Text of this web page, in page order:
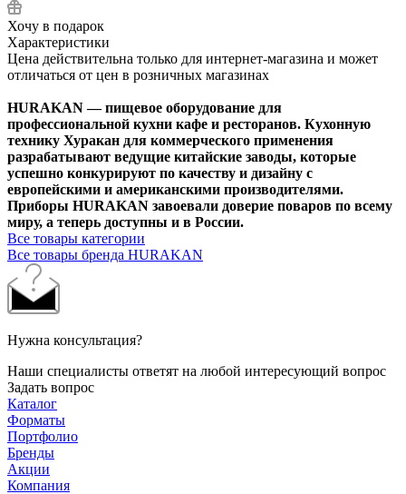
Хочу в подарок
Характеристики
Цена действительна только для интернет-магазина и может
отличаться от цен в розничных магазинах
HURAKAN — пищевое оборудование для
профессиональной кухни кафе и ресторанов. Кухонную
технику Хуракан для коммерческого применения
разрабатывают ведущие китайские заводы, которые
успешно конкурируют по качеству и дизайну с
европейскими и американскими производителями.
Приборы HURAKAN завоевали доверие поваров по всему
миру, а теперь доступны и в России.
Все товары категории
Все товары бренда HURAKAN
Нужна консультация?
Наши специалисты ответят на любой интересующий вопрос
Задать вопрос
Каталог
Форматы
Портфолио
Бренды
Акции
Компания